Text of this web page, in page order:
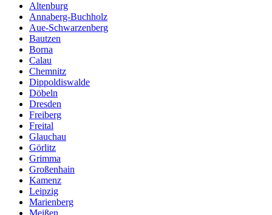
Altenburg
Annaberg-Buchholz
Aue-Schwarzenberg
Bautzen
Borna
Calau
Chemnitz
Dippoldiswalde
Döbeln
Dresden
Freiberg
Freital
Glauchau
Görlitz
Grimma
Großenhain
Kamenz
Leipzig
Marienberg